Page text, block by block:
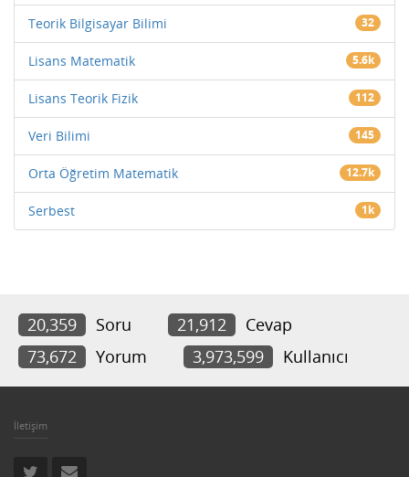
Teorik Bilgisayar Bilimi 32
Lisans Matematik 5.6k
Lisans Teorik Fizik 112
Veri Bilimi 145
Orta Öğretim Matematik 12.7k
Serbest 1k
20,359 Soru 21,912
Cevap
73,672
Yorum 3,973,599 Kullanıcı
İletişim